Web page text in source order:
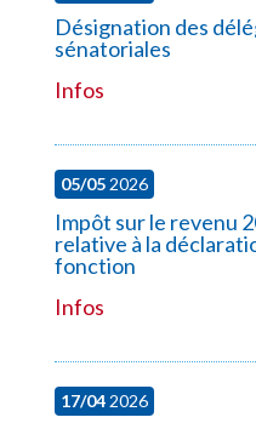
Désignation des
sénatoriales
Infos
05/052026
Impôt sur le revenu
relative à la
fonction
Infos
17/042026